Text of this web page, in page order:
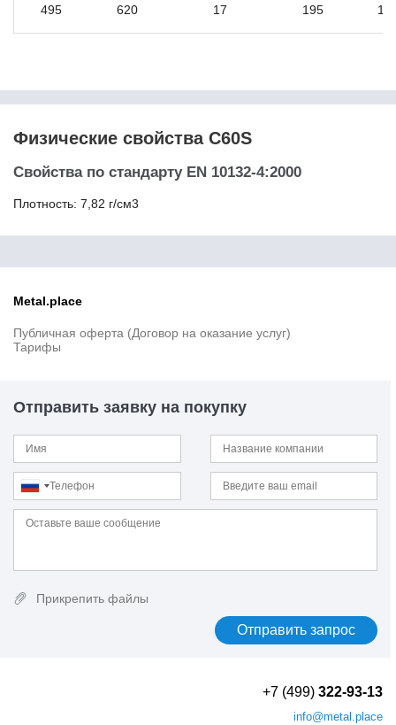
12CrMo9-10
12Х15Г9НД
12Х18Н10Т
12Х18Н9Т
12ХМ
12ХН2
13CrMo4-5
13Г1С-У
13ХФА
14MoV6-3
14NiCrMo13-4
14Х17Н2
14ХГН
15
15NiCr13
495 620 17 195
Физические свойства C60S
Свойства по стандарту EN 10132-4:2000
Плотность: 7,82 г/см3
Metal.place
Публичная оферта (Договор на оказание услуг)
Тарифы
Отправить заявку на покупку
Прикрепить файлы
+7 (499) 322-93-13
info@metal.place